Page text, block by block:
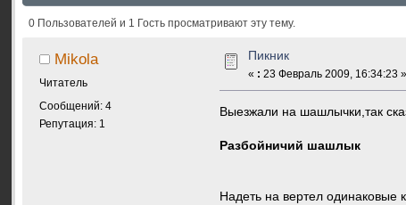
0 Пользователей и 1 Гость просматривают эту тему.
Mikola
Читатель
Сообщений: 4
Репутация: 1
Пикник
« : 23 Февраль 2009, 16:34:23 »
Выезжали на шашлычки,так
Разбойничий шашлык
Надеть на вертел одинаковые